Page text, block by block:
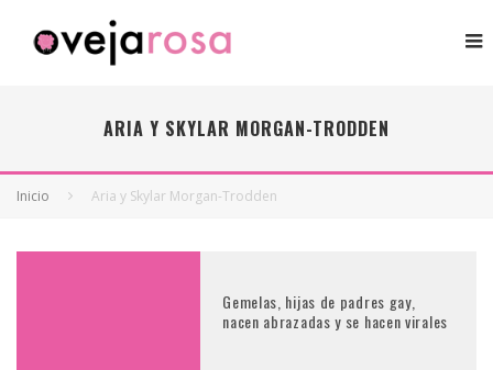
ARIA Y SKYLAR MORGAN-TRODDEN
Inicio Aria y Skylar Morgan-Trodden
Gemelas, hijas de padres gay,
nacen abrazadas y se hacen virales